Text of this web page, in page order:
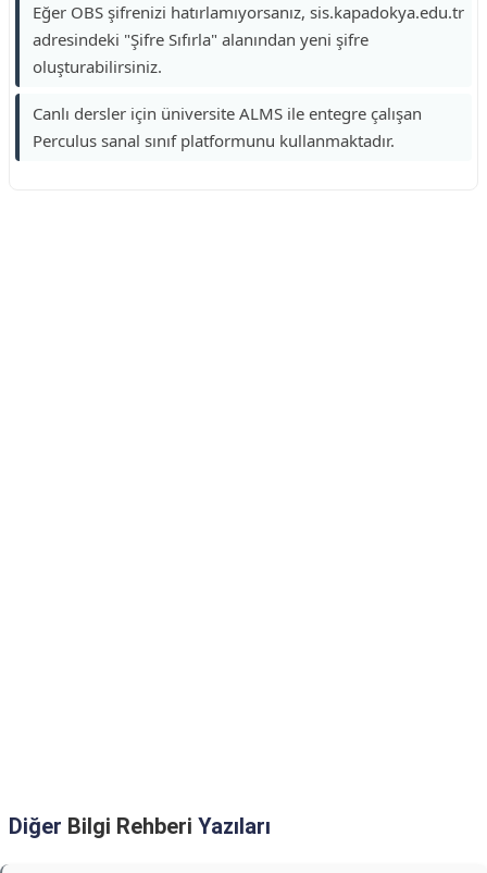
Eğer OBS şifrenizi hatırlamıyorsanız, sis.kapadokya.edu.tr
adresindeki "Şifre Sıfırla" alanından yeni şifre
oluşturabilirsiniz.
Canlı dersler için üniversite ALMS ile entegre çalışan
Perculus sanal sınıf platformunu kullanmaktadır.
Diğer Bilgi Rehberi Yazıları